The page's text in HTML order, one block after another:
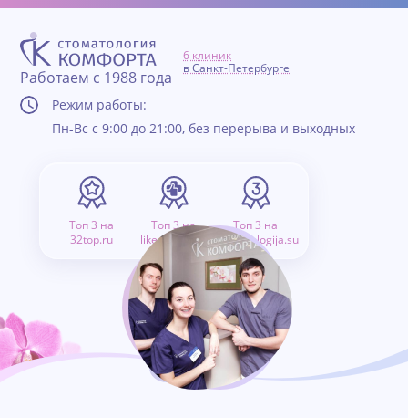
Работаем с 1988 года
6 клиник
в Санкт-Петербурге
Режим работы:
Пн-Вс с 9:00 до 21:00, без перерыва и выходных
Топ 3 на
32top.ru
Топ 3 на
like.doctor.ru
Топ 3 на
stomatologija.su